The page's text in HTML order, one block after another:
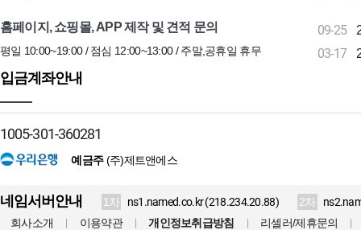
홈페이지, 쇼핑몰, APP 제작 및 견적 문의
평일 10:00~19:00 / 점심 12:00~13:00 / 주말,공휴일 휴무
09-25
03-17
입금계좌안내
1005-301-360281
예금주(주)제트앤에스
네임서버안내 1차 ns1.named.co.kr (218.234.20.88) 2차
회사소개
이용약관 개인정보취급방침 리셀러/제휴문의